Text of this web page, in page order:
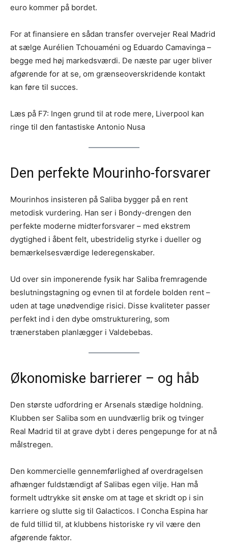
euro kommer på bordet.
For at finansiere en sådan transfer overvejer Real Madrid
at sælge Aurélien Tchouaméni og Eduardo Camavinga –
begge med høj markedsværdi. De næste par uger bliver
afgørende for at se, om grænseoverskridende kontakt
kan føre til succes.
Læs på F7: Ingen grund til at rode mere, Liverpool kan
ringe til den fantastiske Antonio Nusa
Den perfekte Mourinho-forsvarer
Mourinhos insisteren på Saliba bygger på en rent
metodisk vurdering. Han ser i Bondy-drengen den
perfekte moderne midterforsvarer – med ekstrem
dygtighed i åbent felt, ubestridelig styrke i dueller og
bemærkelsesværdige lederegenskaber.
Ud over sin imponerende fysik har Saliba fremragende
beslutningstagning og evnen til at fordele bolden rent –
uden at tage unødvendige risici. Disse kvaliteter passer
perfekt ind i den dybe omstrukturering, som
trænerstaben planlægger i Valdebebas.
Økonomiske barrierer – og håb
Den største udfordring er Arsenals stædige holdning.
Klubben ser Saliba som en uundværlig brik og tvinger
Real Madrid til at grave dybt i deres pengepunge for at nå
målstregen.
Den kommercielle gennemførlighed af overdragelsen
afhænger fuldstændigt af Salibas egen vilje. Han må
formelt udtrykke sit ønske om at tage et skridt op i sin
karriere og slutte sig til Galacticos. I Concha Espina har
de fuld tillid til, at klubbens historiske ry vil være den
afgørende faktor.